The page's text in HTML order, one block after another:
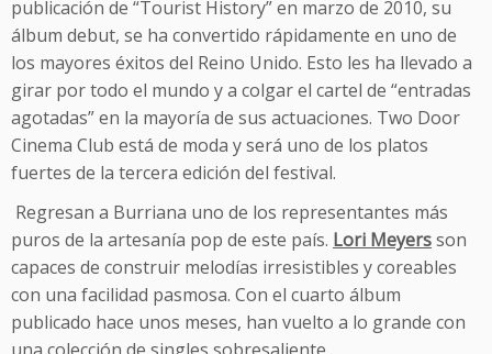
publicación de “Tourist History” en marzo de 2010, su
álbum debut, se ha convertido rápidamente en uno de
los mayores éxitos del Reino Unido. Esto les ha llevado a
girar por todo el mundo y a colgar el cartel de “entradas
agotadas” en la mayoría de sus actuaciones. Two Door
Cinema Club está de moda y será uno de los platos
fuertes de la tercera edición del festival.
Regresan a Burriana uno de los representantes más
puros de la artesanía pop de este país. Lori Meyersson
capaces de construir melodías irresistibles y coreables
con una facilidad pasmosa. Con el cuarto álbum
publicado hace unos meses, han vuelto a lo grande con